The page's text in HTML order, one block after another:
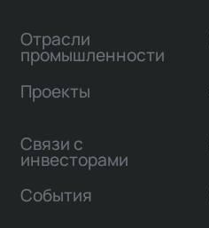
Отрасли
промышленности
Проекты
Связи с
инвесторами
События